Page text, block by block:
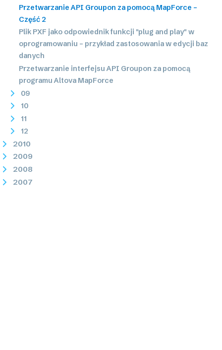
Przetwarzanie API Groupon za pomocą MapForce –
Część 2
Plik PXF jako odpowiednik funkcji "plug and play" w
oprogramowaniu – przykład zastosowania w edycji baz
danych
Przetwarzanie interfejsu API Groupon za pomocą
programu Altova MapForce
09
10
11
12
2010
2009
2008
2007